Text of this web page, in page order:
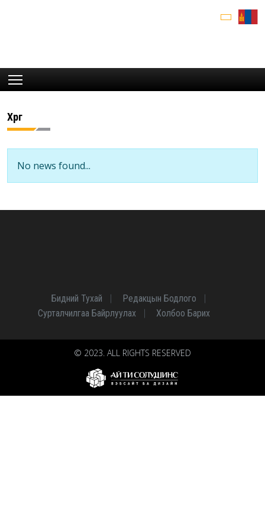
Хөрөг
No news found...
Бидний Тухай
Редакцын Бодлого
Сурталчилгаа Байрлуулах
Холбоо Барих
© 2023. ALL RIGHTS RESERVED